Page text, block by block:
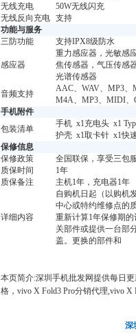
无线充电
50W无线闪充
无线反向充电 支持
功能与服务
三防功能
支持IPX8级防水
感应器
重力感应器，光敏感
焦传感器，气压传感
光谱传感器
音频支持
AAC、WAV、MP3、
M4A、MP3、MIDI、
手机附件
包装清单
手机 x1充电头 x1
护壳 x1取卡针 x1快
保修信息
保修政策
全国联保，享受三包
质保时间
1年
质保备注
主机1年，充电器1年
详细内容
自购机日起（以购机
中心或特约维修点的
重新计算1年保修期
关部件或提供一台部
盖。更换的部件和
本页简介:深圳手机批发网提供每日
格，vivo X Fold3 Pro分销代理,vivo X
深